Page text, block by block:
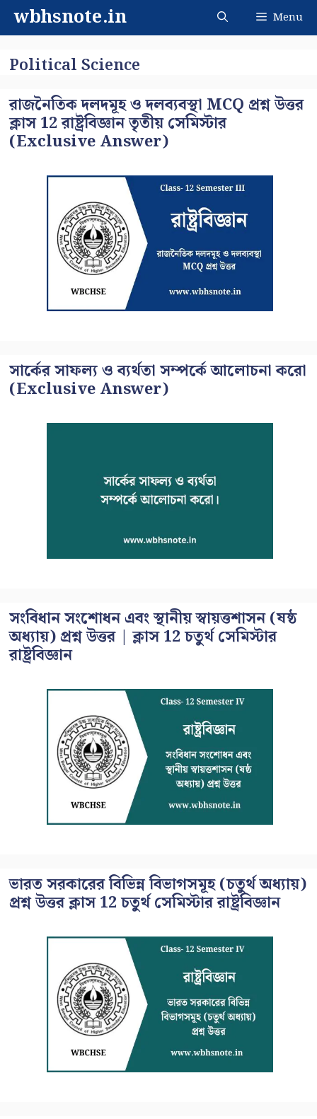
Skipwbhsnote.in Menu
Political Science
রাজনৈতিক দলদমূহ ও দলব্যবস্থা MCQ প্রশ্ন উত্তর
ক্লাস 12 রাষ্ট্রবিজ্ঞান তৃতীয় সেমিস্টার
(Exclusive Answer)
সার্কের সাফল্য ও ব্যর্থতা সম্পর্কে আলোচনা করো
(Exclusive Answer)
সংবিধান সংশোধন এবং স্থানীয় স্বায়ত্তশাসন (ষষ্ঠ
অধ্যায়) প্রশ্ন উত্তর | ক্লাস 12 চতুর্থ সেমিস্টার
রাষ্ট্রবিজ্ঞান
ভারত সরকারের বিভিন্ন বিভাগসমূহ (চতুর্থ অধ্যায়)
প্রশ্ন উত্তর ক্লাস 12 চতুর্থ সেমিস্টার রাষ্ট্রবিজ্ঞান